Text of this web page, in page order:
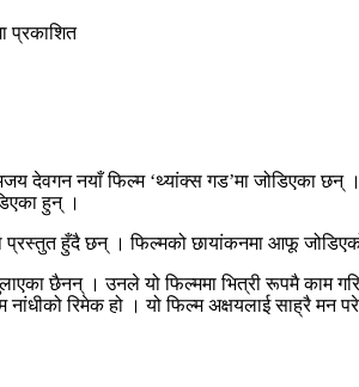
प्रकाशित
देवगन नयाँ फिल्म ‘थ्यांक्स गड’मा जोडिएका छन्
हुन् ।
प्रस्तुत हुँदै छन् । फिल्मको छायांकनमा आफू
छैनन् । उनले यो फिल्ममा भित्री रूपमै काम
रिमेक हो । यो फिल्म अक्षयलाई साह्रै मन